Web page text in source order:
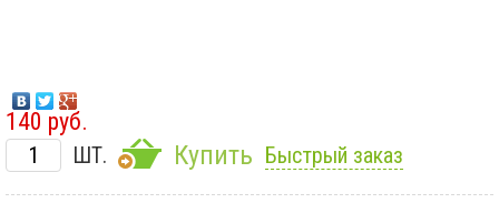
140 руб.
ШТ. Купить Быстрый заказ